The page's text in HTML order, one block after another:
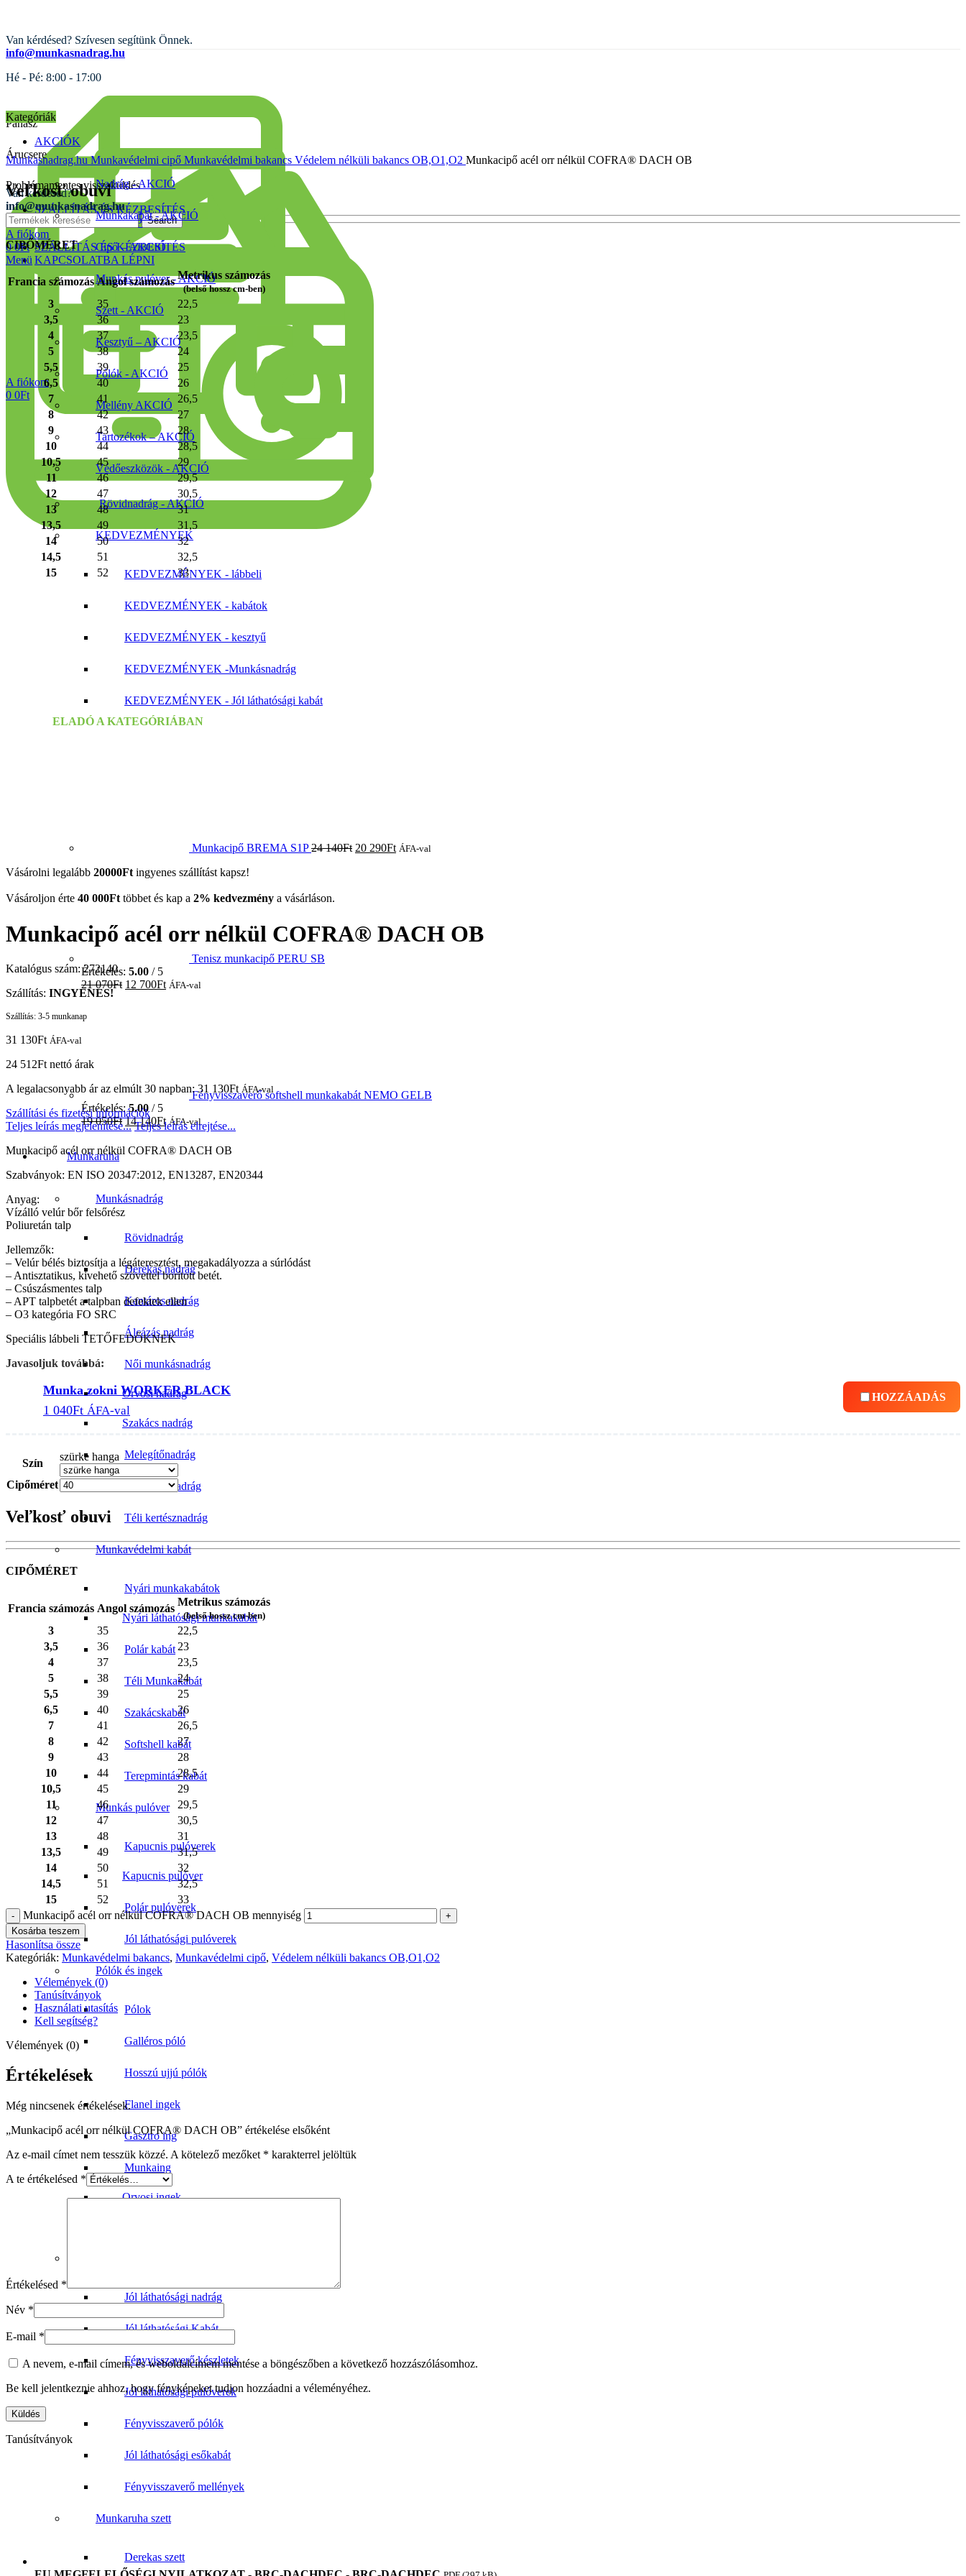
Van kérdésed? Szívesen segítünk Önnek.
info@munkasnadrag.hu
Hé - Pé: 8:00 - 17:00
Panasz
Árucsere
Problémamentes visszaküldés
SZÁLLÍTÁS ÉS KÉZBESÍTÉS
KAPCSOLATBA LÉPNI
SZÁLLÍTÁS ÉS KÉZBESÍTÉS
KAPCSOLATBA LÉPNI
Van kérdésed?
info@munkasnadrag.hu
Search
A fiókom
00Ft
Menü
A fiókom
0 0Ft
Kategóriák
AKCIÓK
Nadrág - AKCIÓ
Munkakabát - AKCIÓ
Cipő – AKCIÓ
Munkás pulóver - AKCIÓ
Szett - AKCIÓ
Kesztyű – AKCIÓ
Pólók - AKCIÓ
Mellény AKCIÓ
Tartozékok – AKCIÓ
Védőeszközök - AKCIÓ
Rövidnadrág - AKCIÓ
KEDVEZMÉNYEK
KEDVEZMÉNYEK - lábbeli
KEDVEZMÉNYEK - kabátok
KEDVEZMÉNYEK - kesztyű
KEDVEZMÉNYEK -Munkásnadrág
KEDVEZMÉNYEK - Jól láthatósági kabát
ELADÓ A KATEGÓRIÁBAN
Munkacipő BREMA S1P24 140Ft 20 290Ft ÁFA-val
Tenisz munkacipő PERU SB
Értékelés: 5.00 / 5
21 070Ft 12 700Ft ÁFA-val
Fényvisszaverő softshell munkakabát NEMO GELB
Értékelés:5.00 / 5
19 050Ft 14 140Ft ÁFA-val
Munkaruha
Munkásnadrág
Rövidnadrág
Derekas nadrág
Kantáros nadrág
Álcázás nadrág
Női munkásnadrág
Orvosi nadrág
Szakács nadrág
Melegítőnadrág
Téli dereknadrág
Téli kertésznadrág
Munkavédelmi kabát
Nyári munkakabátok
Nyári láthatósági munkakabát
Polár kabát
Téli Munkakabát
Szakácskabát
Softshell kabát
Terepmintás kabát
Munkás pulóver
Kapucnis pulóverek
Kapucnis pulóver
Polár pulóverek
Jól láthatósági pulóverek
Pólók és ingek
Pólok
Galléros póló
Hosszú ujjú pólók
Flanel ingek
Gasztro ing
Munkaing
Orvosi ingek
Jól láthatósági nadrág
Jól láthatósági Kabát
Fényvisszaverő készletek
Jól láthatósági pulóverek
Fényvisszaverő pólók
Jól láthatósági esőkabát
Fényvisszaverő mellények
Munkaruha szett
Derekas szett
Munkasnadrag.huMunkavédelmi cipő Munkavédelmi bakancs Védelem nélküli bakancs OB,O1,O2 Munkacipő acél orr nélkül COFRA® DACH OB
Veľkosť obuvi
CIPŐMÉRET
Francia számozás Angol számozás
Metrikus számozás
(belső hossz cm-ben)
3 35
22,5
3,5
36
23
4
37
23,5
5
38
24
5,5
39
25
6,5
40
26
7
41
26,5
8
42
27
9
43
28
10
44
28,5
10,5
45
29
11
46
29,5
12
47
30,5
13
48
31
13,5
49
31,5
14
50
32
14,5
51
32,5
15
52
33
kattints a kinagyításhoz
Vásárolni legalább 20000Ft ingyenes szállítást kapsz!
Vásároljon érte 40 000Ft többet és kap a 2% kedvezmény a vásárláson.
Munkacipő acél orr nélkül COFRA® DACH OB
Katalógus szám: 272140
Szállítás: INGYENES!
Szállítás: 3-5 munkanap
31 130Ft ÁFA-val
24 512Ft nettó árak
A legalacsonyabb ár az elmúlt 30 napban:31 130Ft ÁFA-val
Szállítási és fizetési információk
Teljes leírás megjelenítése... Teljes leírás elrejtése...
Munkacipő acél orr nélkül COFRA® DACH OB
Szabványok: EN ISO 20347:2012, EN13287, EN20344
Anyag:
Vízálló velúr bőr felsőrész
Poliuretán talp
Jellemzők:
– Velúr bélés biztosítja a légáteresztést, megakadályozza a súrlódást
– Antisztatikus, kivehető szövettel borított betét.
– Csúszásmentes talp
– APT talpbetét a talpban defektek ellen
– O3 kategória FO SRC
Speciális lábbeli TETŐFEDŐKNEK
Javasoljuk továbbá:
Munka zokni WORKER BLACK
1 040Ft ÁFA-val
HOZZÁADÁS
Szín
szürke hanga
Cipőméret
Veľkosť obuvi
CIPŐMÉRET
Francia számozás Angol számozás
Metrikus számozás
(belső hossz cm-ben)
3 35
22,5
3,5
36
23
4
37
23,5
5
38
24
5,5
39
25
6,5
40
26
7
41
26,5
8
42
27
9
43
28
10
44
28,5
10,5
45
29
11
46
29,5
12
47
30,5
13
48
31
13,5
49
31,5
14
50
32
14,5
51
32,5
15
52
33
Munkacipő acél orr nélkül COFRA® DACH OB mennyiség
Kosárba teszem
Hasonlítsa össze
Kategóriák: Munkavédelmi bakancs, Munkavédelmi cipő, Védelem nélküli bakancs OB,O1,O2
Vélemények (0)
Tanúsítványok
Használati utasítás
Kell segítség?
Vélemények (0)
Értékelések
Még nincsenek értékelések.
„Munkacipő acél orr nélkül COFRA® DACH OB” értékelése elsőként
Az e-mail címet nem tesszük közzé. A kötelező mezőket * karakterrel jelöltük
A te értékelésed *
Értékelésed *
Név *
E-mail *
A nevem, e-mail címem, és weboldalcímem mentése a böngészőben a következő hozzászólásomhoz.
Be kell jelentkeznie ahhoz, hogy fényképeket tudjon hozzáadni a véleményéhez.
Tanúsítványok